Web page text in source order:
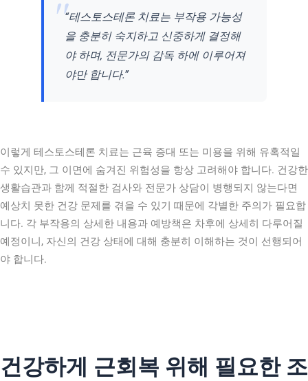
“테스토스테론 치료는 부작용 가능성
을 충분히 숙지하고 신중하게 결정해
야 하며, 전문가의 감독 하에 이루어져
야만 합니다.”
이렇게 테스토스테론 치료는 근육 증대 또는 미용을 위해 유혹적일
수 있지만, 그 이면에 숨겨진 위험성을 항상 고려해야 합니다. 건강한
생활습관과 함께 적절한 검사와 전문가 상담이 병행되지 않는다면
예상치 못한 건강 문제를 겪을 수 있기 때문에 각별한 주의가 필요합
니다. 각 부작용의 상세한 내용과 예방책은 차후에 상세히 다루어질
예정이니, 자신의 건강 상태에 대해 충분히 이해하는 것이 선행되어
야 합니다.
건강하게 근회복 위해 필요한 조